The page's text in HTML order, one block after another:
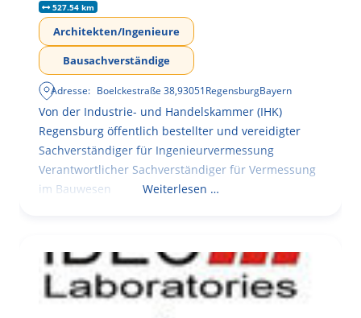
527.54 km
Architekten/Ingenieure
Bausachverständige
Adresse: Boelckestraße 38,93051RegensburgBayern
Von der Industrie- und Handelskammer (IHK)
Regensburg öffentlich bestellter und vereidigter
Sachverständiger für Ingenieurvermessung
Verantwortlicher Sachverständiger für Vermessung
im Bauwesen
Weiterlesen …